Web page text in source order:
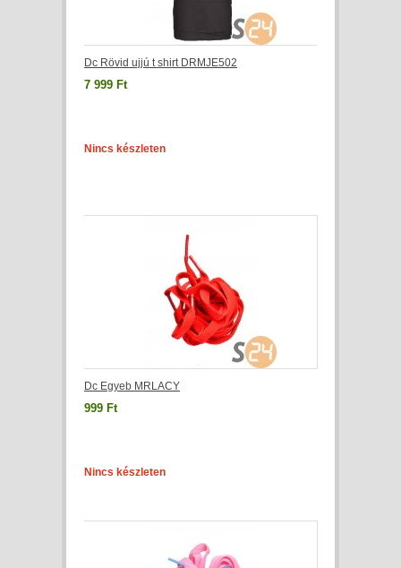
Dc Rövid ujjú t shirt DRMJE502
7 999 Ft
Nincs készleten
Dc Egyeb MRLACY
999 Ft
Nincs készleten